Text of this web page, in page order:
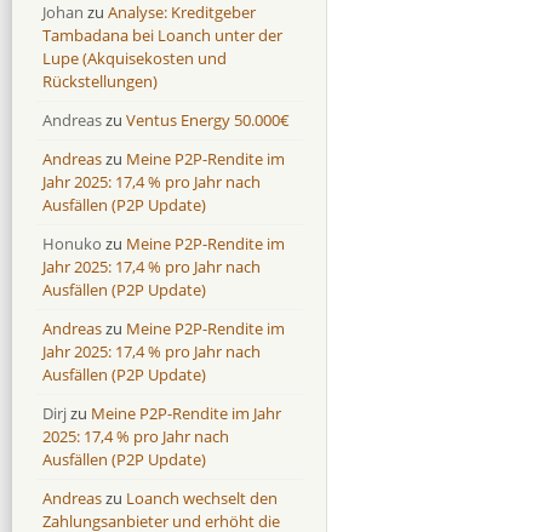
Omaraha
16,4 %
Omaraha
18,0 %
Johan zu Analyse: Kreditgeber
Tambadana bei Loanch unter der
Lupe (Akquisekosten und
Rückstellungen)
Andreaszu Ventus Energy 50.000€
Andreaszu Meine P2P-Rendite im
Jahr 2025: 17,4 % pro Jahr nach
Ausfällen (P2P Update)
Honuko zu Meine P2P-Rendite im
Jahr 2025: 17,4 % pro Jahr nach
Ausfällen (P2P Update)
Andreaszu Meine P2P-Rendite im
Jahr 2025: 17,4 % pro Jahr nach
Ausfällen (P2P Update)
Dirjzu Meine P2P-Rendite im Jahr
2025: 17,4 % pro Jahr nach
Ausfällen (P2P Update)
Andreaszu Loanch wechselt den
Zahlungsanbieter und erhöht die